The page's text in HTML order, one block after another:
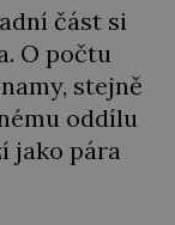
část si
O počtu
stejně
oddílu
jako pára